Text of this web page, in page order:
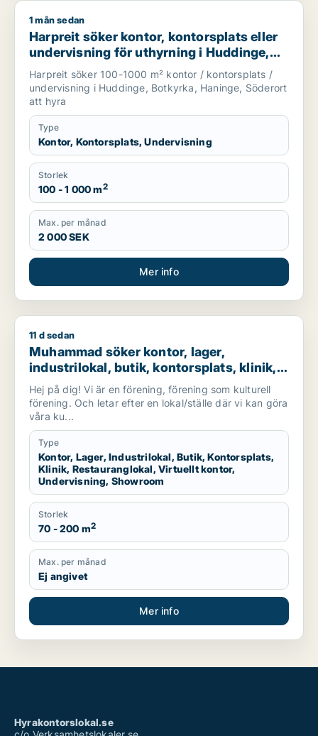
Harpreit söker kontor, kontorsplats eller undervisning för
1 mån sedan
Harpreit söker kontor, kontorsplats eller
undervisning för uthyrning i Huddinge,
Botkyrka eller Haninge m.fl.
Harpreit söker 100-1000 m² kontor / kontorsplats /
undervisning i Huddinge, Botkyrka, Haninge, Söderort
att hyra
Type
Kontor, Kontorsplats, Undervisning
Storlek
100 - 1 000 m2
Max. per månad
2 000 SEK
Mer info
Muhammad söker kontor, lager, industrilokal, butik,
11 d sedan
Muhammad söker kontor, lager,
industrilokal, butik, kontorsplats, klinik,
restauranglokal, virtuellt kontor,
undervisning eller showroom för
uthyrning i Botkyrka eller Södertälje
Hej på dig! Vi är en förening, förening som kulturell
förening. Och letar efter en lokal/ställe där vi kan göra
våra ku...
Type
Kontor, Lager, Industrilokal, Butik, Kontorsplats,
Klinik, Restauranglokal, Virtuellt kontor,
Undervisning, Showroom
Storlek
70 - 200 m2
Max. per månad
Ej angivet
Mer info
Hyrakontorslokal.se